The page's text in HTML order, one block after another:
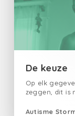
De keuze
Op elk
zeggen, dit is
Autisme